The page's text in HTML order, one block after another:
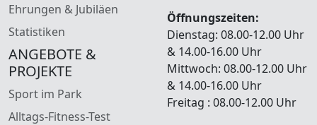
Ehrungen & Jubiläen
Statistiken
ANGEBOTE &
PROJEKTE
Sport im Park
Alltags-Fitness-Test
Öffnungszeiten:
Dienstag: 08.00-12.00 Uhr
& 14.00-16.00 Uhr
Mittwoch: 08.00-12.00 Uhr
& 14.00-16.00 Uhr
Freitag : 08.00-12.00 Uhr